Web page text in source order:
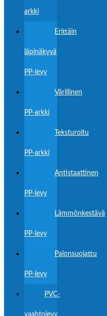
arkki
Erittäin
läpinäkyvä
PP-levy
Värillinen
PP-arkki
Teksturoitu
PP-arkki
Antistaattinen
PP-levy
Lämmönkestävä
PP-levy
Palonsuojattu
PP-levy
PVC-
vaahtolevy